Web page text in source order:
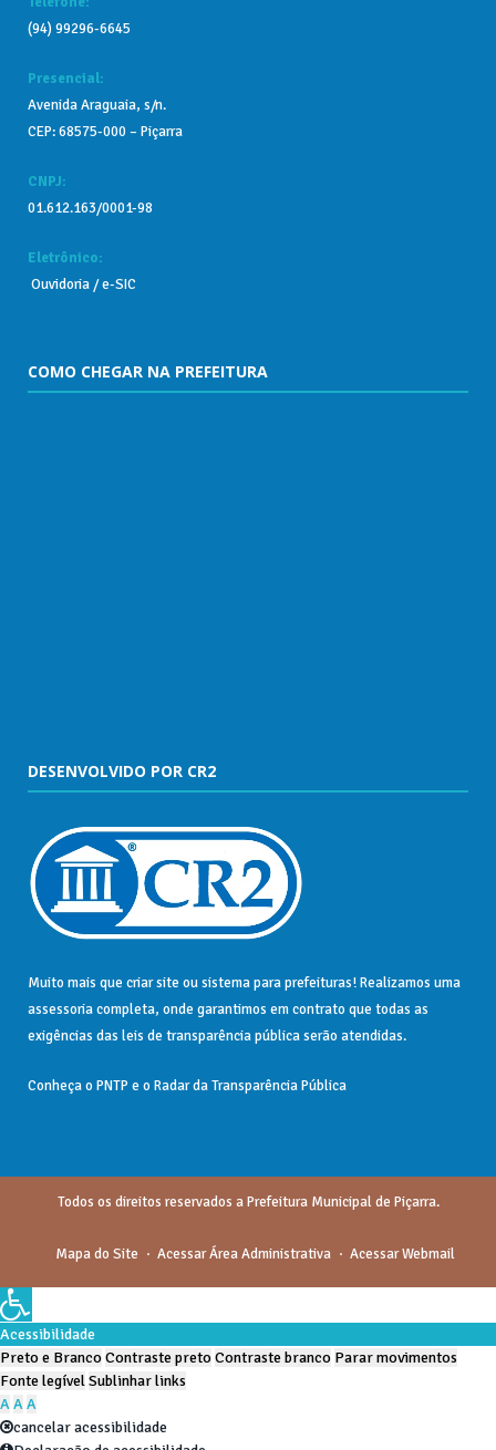
(94) 99296-6645
Presencial:
Avenida Araguaia, s/n.
CEP: 68575-000 – Piçarra
CNPJ:
01.612.163/0001-98
Eletrônico:
Ouvidoria /e-SIC
COMO CHEGAR NA PREFEITURA
DESENVOLVIDO POR CR2
Muito mais que criar site ousistema para prefeituras! Realizamos uma
assessoriacompleta, onde garantimos em contrato que todas as
exigências das leis de transparência públicaserão atendidas.
Conheça o PNTP e o Radar da Transparência Pública
Todos os direitos reservados a Prefeitura Municipal de Piçarra.
Mapa do Site Acessar Área Administrativa Acessar Webmail
Acessibilidade
Preto e BrancoContraste pretoContraste branco Parar movimentos
Fonte legívelSublinhar links
AAA
cancelar acessibilidade